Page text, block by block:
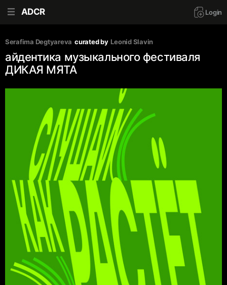
ADCR Login
Serafima Degtyareva curated by Leonid Slavin
айдентика музыкального фестиваля
ДИКАЯ МЯТА